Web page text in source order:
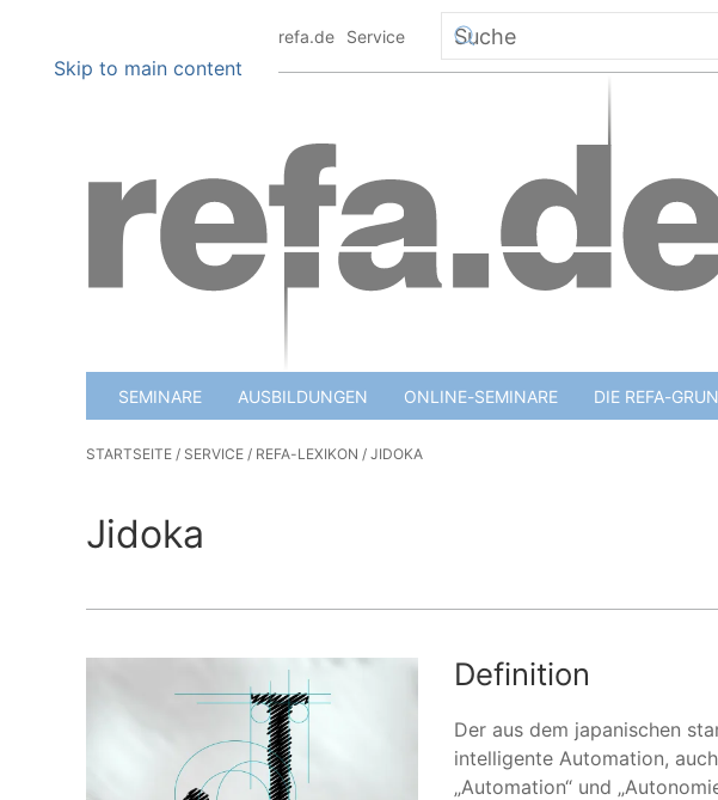
Skip to main content
info@refa.de Service
SEMINARE AUSBILDUNGEN ONLINE-SEMINARE DIE REFA-
STARTSEITE SERVICE REFA-LEXIKON JIDOKA
Jidoka
Definition
Der aus dem japanischen
intelligente Automation,
„Automation“ und